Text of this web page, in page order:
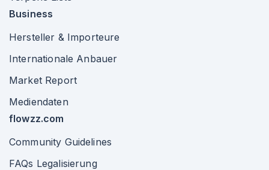
Business
Hersteller & Importeure
Internationale Anbauer
Market Report
Mediendaten
flowzz.com
Community Guidelines
FAQs Legalisierung